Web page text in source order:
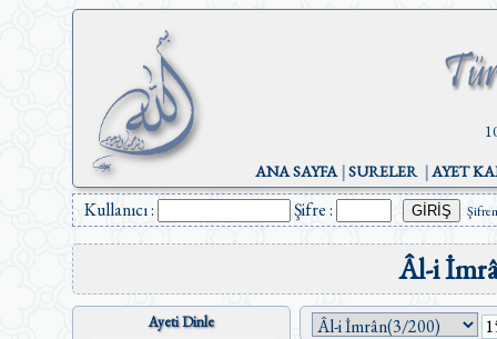
ANA SAYFA|SURELER|AYET
Kullanıcı : Şifre :
Âl-i
Ayeti Dinle